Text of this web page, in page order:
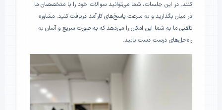
کنند. در این جلسات، شما می‌توانید سوالات خود را با متخصصان ما
در میان بگذارید و به سرعت پاسخ‌های کارآمد دریافت کنید. مشاوره
تلفنی ما به شما این امکان را می‌دهد که به صورت سریع و آسان به
راه‌حل‌های درست دست یابید.